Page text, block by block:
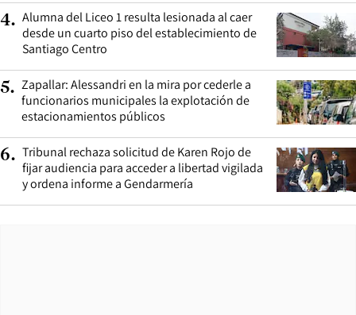
4. Alumna del Liceo 1 resulta lesionada al caer
desde un cuarto piso del establecimiento de
Santiago Centro
5. Zapallar: Alessandri en la mira por cederle a
funcionarios municipales la explotación de
estacionamientos públicos
6. Tribunal rechaza solicitud de Karen Rojo de
fijar audiencia para acceder a libertad vigilada
y ordena informe a Gendarmería